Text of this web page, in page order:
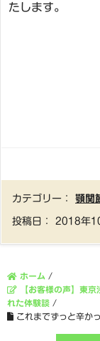
たします。
カテゴリー： 顎関
投稿日： 2018年
ホーム /
【お客様の声】東
れた体験談 /
これまでずっと辛か